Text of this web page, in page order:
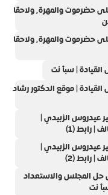
بسط القوات الحكومية سيطرتها على حضرموت والمهرة٬ ولاحقا
بسط القوات الحكومية سيطرتها على حضرموت والمهرة٬ ولاحقا
| سبأ نت
| موقع الدكتور رشاد
عيدروس الزبيدي |
| رابط (1)
عيدروس الزبيدي |
| رابط (2)
حل المجلس والاستعداد
نت